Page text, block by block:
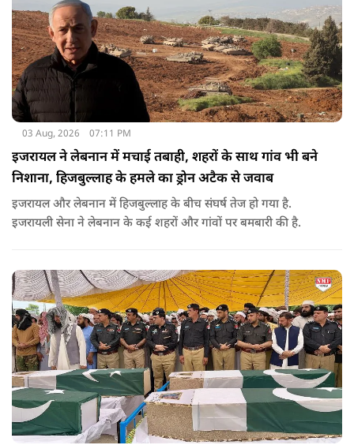
03 Aug, 2026 07:11 PM
इजरायल ने लेबनान में मचाई तबाही, शहरों के साथ गांव भी बने
निशाना, हिजबुल्लाह के हमले का ड्रोन अटैक से जवाब
इजरायल और लेबनान में हिजबुल्लाह के बीच संघर्ष तेज हो गया है.
इजरायली सेना ने लेबनान के कई शहरों और गांवों पर बमबारी की है.